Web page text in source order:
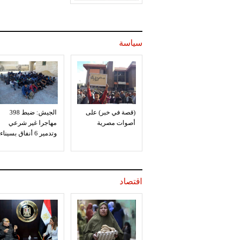
سياسة
(قصة في خبر) على
أصوات مصرية
الجيش: ضبط 398
مهاجرا غير شرعي
وتدمير 6 أنفاق بسيناء
اقتصاد